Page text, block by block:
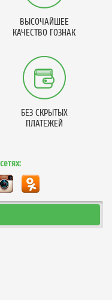
ВЫСОЧАЙШЕЕ
КАЧЕСТВО ГОЗНАК
БЕЗ СКРЫТЫХ
ПЛАТЕЖЕЙ